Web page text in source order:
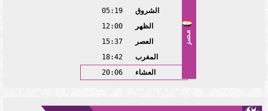
مصر
الشروق
05:19
الظهر
12:00
العصر
15:37
المغرب
18:42
العشاء
20:06